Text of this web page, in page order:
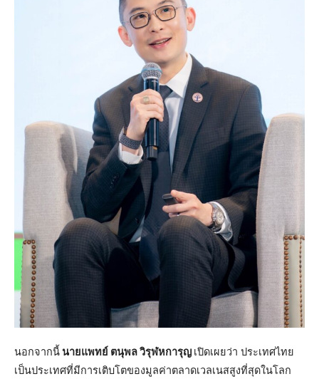
นอกจากนี้นายแพทย์ ตนุพล วิรุฬหการุญ เปิดเผยว่า ประเทศไทย
เป็นประเทศที่มีการเติบโตของมูลค่าตลาดเวลเนสสูงที่สุดในโลก